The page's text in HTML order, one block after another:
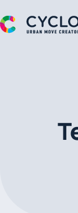
A Cyclopolis